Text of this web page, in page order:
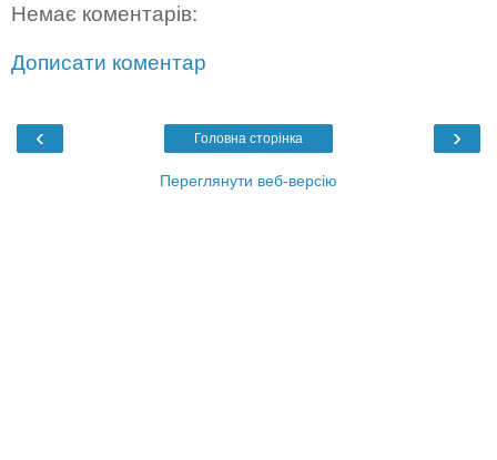
Немає коментарів:
Дописати коментар
‹ ›
Головна сторінка
Переглянути веб-версію